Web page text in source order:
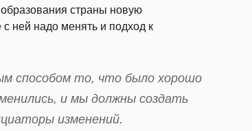
страны новую
ней надо менять и подход к
споcобом то, что было хоpошо
и мы должны создaть
изменений.